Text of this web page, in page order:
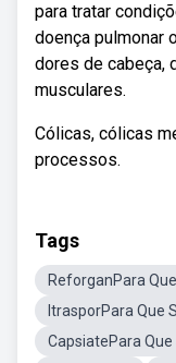
para tratar
doença pulmonar
dores de cabeça,
musculares.
Cólicas, cólicas
processos.
Tags
ReforganPara
ItrasporPara Que
CapsiatePara Que